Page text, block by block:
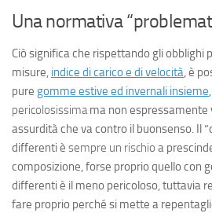
Una normativa
Ciò significa che rispettando gli obblighi
misure, indice di carico e di velocità, è
pure gomme estive ed invernali insieme
pericolosissimama non espressamente
assurdità che va contro il buonsenso. Il “
differenti è sempre un rischio a
composizione, forse proprio quello con
differenti è il meno pericoloso, tuttavia
fare proprio perché si mette a